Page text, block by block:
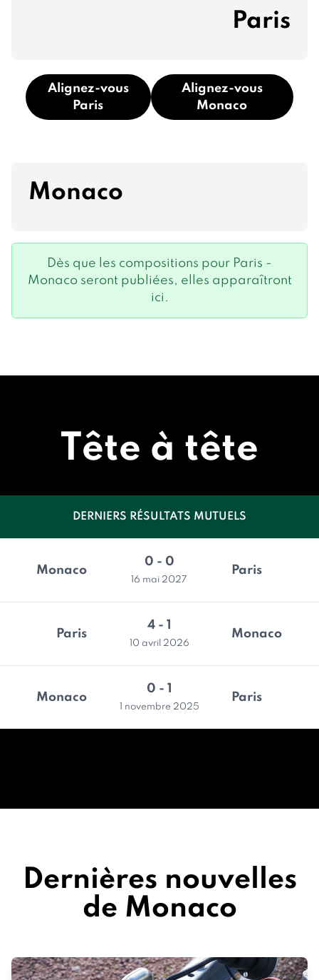
Paris
Alignez-vous
Paris
Alignez-vous
Monaco
Monaco
Dès que les compositions pour Paris -
Monaco seront publiées, elles apparaîtront
ici.
Tête à tête
DERNIERS RÉSULTATS MUTUELS
Monaco
0 - 0
16 mai 2027
Paris
Paris
4 - 1
10 avril 2026
Monaco
Monaco
0 - 1
1 novembre 2025
Paris
Dernières nouvelles
de Monaco